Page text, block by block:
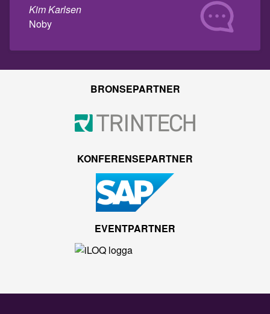
Kim Karlsen
Noby
BRONSEPARTNER
KONFERENSEPARTNER
EVENTPARTNER